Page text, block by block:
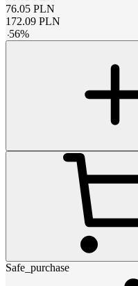
76.05 PLN
172.09 PLN
-56%
Safe_purchase